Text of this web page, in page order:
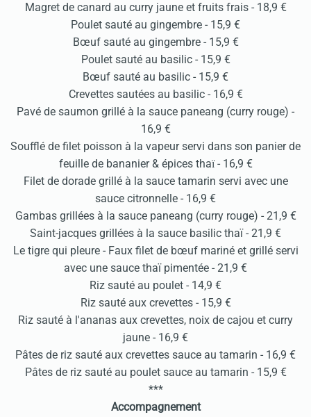
Magret de canard au curry jaune et fruits frais - 18,9 €
Poulet sauté au gingembre - 15,9 €
Bœuf sauté au gingembre - 15,9 €
Poulet sauté au basilic - 15,9 €
Bœuf sauté au basilic - 15,9 €
Crevettes sautées au basilic - 16,9 €
Pavé de saumon grillé à la sauce paneang (curry rouge) -
16,9 €
Soufflé de filet poisson à la vapeur servi dans son panier de
feuille de bananier & épices thaї - 16,9 €
Filet de dorade grillé à la sauce tamarin servi avec une
sauce citronnelle - 16,9 €
Gambas grillées à la sauce paneang (curry rouge) - 21,9 €
Saint-jacques grillées à la sauce basilic thaï - 21,9 €
Le tigre qui pleure - Faux filet de bœuf mariné et grillé servi
avec une sauce thaï pimentée - 21,9 €
Riz sauté au poulet - 14,9 €
Riz sauté aux crevettes - 15,9 €
Riz sauté à l'ananas aux crevettes, noix de cajou et curry
jaune - 16,9 €
Pâtes de riz sauté aux crevettes sauce au tamarin - 16,9 €
Pâtes de riz sauté au poulet sauce au tamarin - 15,9 €
***
Accompagnement